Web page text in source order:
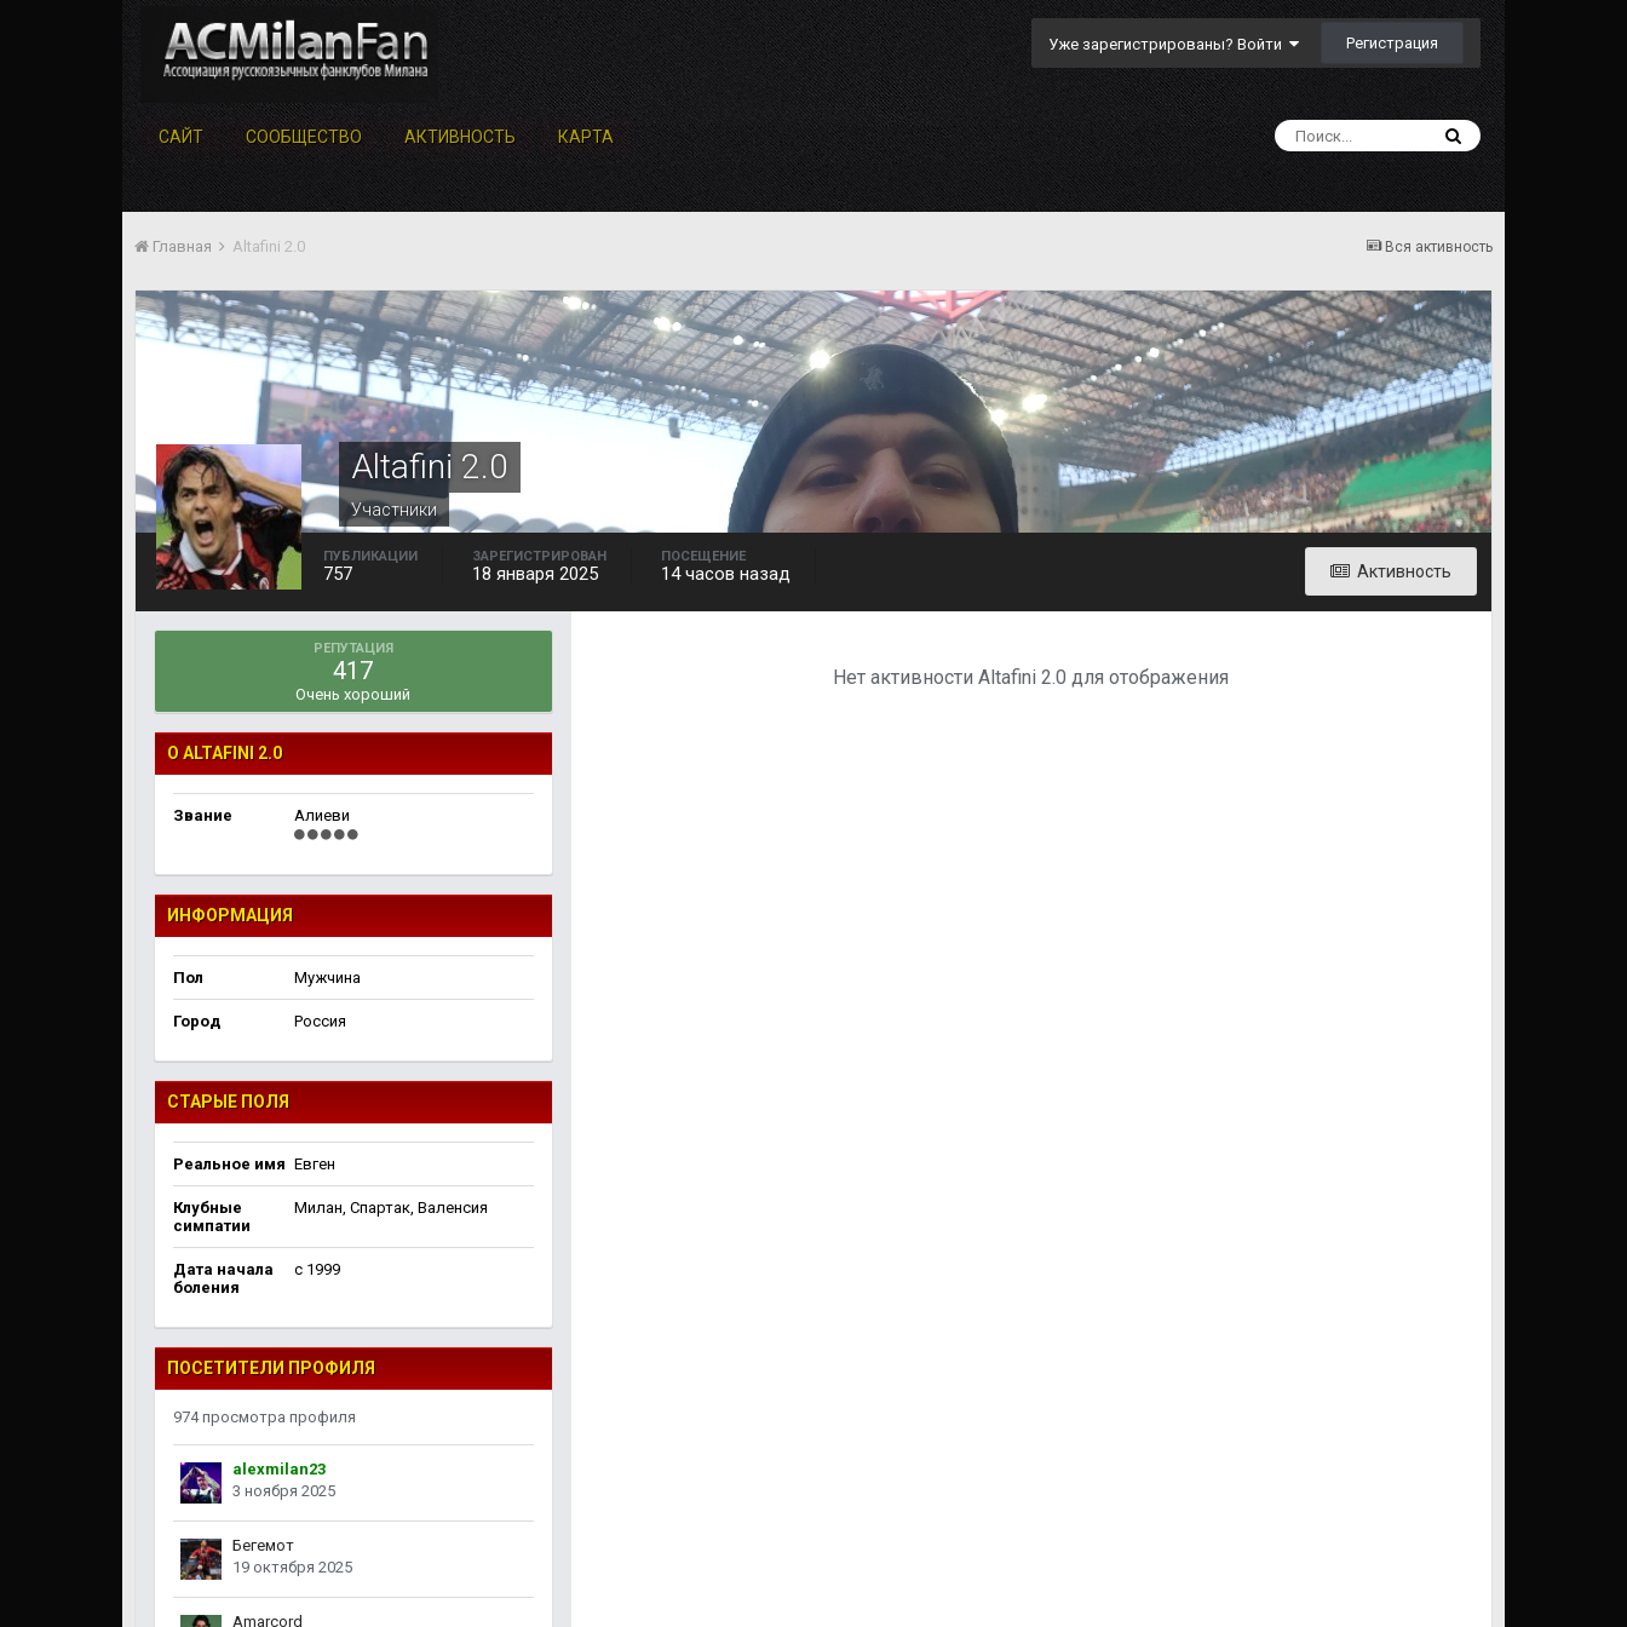
Уже зарегистрированы? Войти Регистрация
САЙТ СООБЩЕСТВО АКТИВНОСТЬ КАРТА
Вся активность
Главная Altafini 2.0
Altafini 2.0
Участники
Активность
ПУБЛИКАЦИИ
757
ЗАРЕГИСТРИРОВАН
18 января 2025
ПОСЕЩЕНИЕ
14 часов назад
РЕПУТАЦИЯ
417
Очень хороший
О ALTAFINI 2.0
Звание Алиеви
ИНФОРМАЦИЯ
Пол Мужчина
Город Россия
СТАРЫЕ ПОЛЯ
Реальное имя Евген
Клубные
симпатии
Милан, Спартак, Валенсия
Дата начала
боления
c 1999
ПОСЕТИТЕЛИ ПРОФИЛЯ
974 просмотра профиля
alexmilan23
3 ноября 2025
Бегемот
19 октября 2025
Amarcord
Нет активности Altafini 2.0 для отображения